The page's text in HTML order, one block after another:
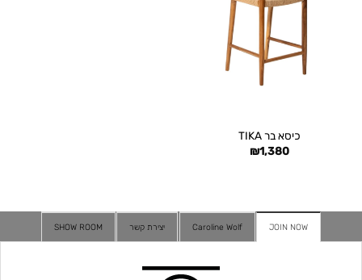
כיסא בר TIKA
₪1,380
JOIN NOW
Caroline Wolf יצירת קשר SHOW ROOM